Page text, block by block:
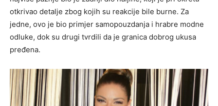
otkrivao detalje zbog kojih su reakcije bile burne. Za
jedne, ovo je bio primjer samopouzdanja i hrabre modne
odluke, dok su drugi tvrdili da je granica dobrog ukusa
pređena.